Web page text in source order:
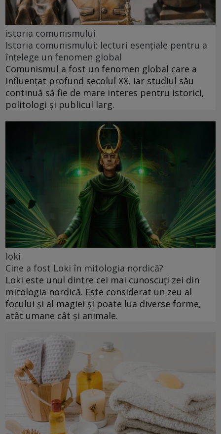
istoria comunismului
Istoria comunismului: lecturi esențiale pentru a
înțelege un fenomen global
Comunismul a fost un fenomen global care a
influențat profund secolul XX, iar studiul său
continuă să fie de mare interes pentru istorici,
politologi și publicul larg.
loki
Cine a fost Loki în mitologia nordică?
Loki este unul dintre cei mai cunoscuți zei din
mitologia nordică. Este considerat un zeu al
focului și al magiei și poate lua diverse forme,
atât umane cât și animale.